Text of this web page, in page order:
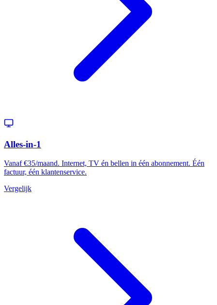
Alles-in-1
Vanaf €35/maand. Internet, TV én bellen in één abonnement. Één
factuur, één klantenservice.
Vergelijk